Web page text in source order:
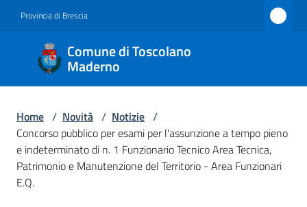
Provincia di Brescia
Comune di Toscolano
Maderno
Comune
di
Toscolano
Maderno
Amministrazione
Home / Novità / Notizie /
Concorso pubblico per esami per l'assunzione a tempo pieno
e indeterminato di n. 1 Funzionario Tecnico Area Tecnica,
Patrimonio e Manutenzione del Territorio - Area Funzionari
E.Q.